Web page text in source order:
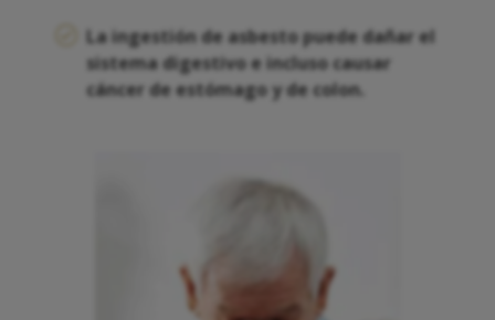
La ingestión de asbesto puede dañar el
sistema digestivo e incluso causar
cáncer de estómago y de colon.